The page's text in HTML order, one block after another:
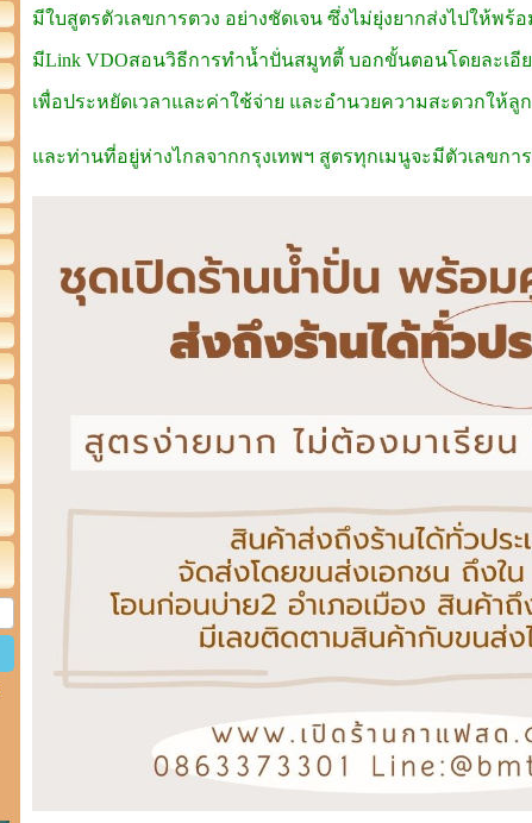
มีใบสูตรตัวเลขการตวง อย่างชัดเจน ซึ่งไม่ยุ่งยากส่งไปให้พ
มีLink VDOสอนวิธีการทำน้ำปั่นสมูทตี้ บอกขั้นตอนโดยละเอี
เพื่อประหยัดเวลาและค่าใช้จ่าย และอำนวยความสะดวกให้ลู
และท่านที่อยู่ห่างไกลจากกรุงเทพฯ สูตรทุกเมนูจะมีตัวเลขกา